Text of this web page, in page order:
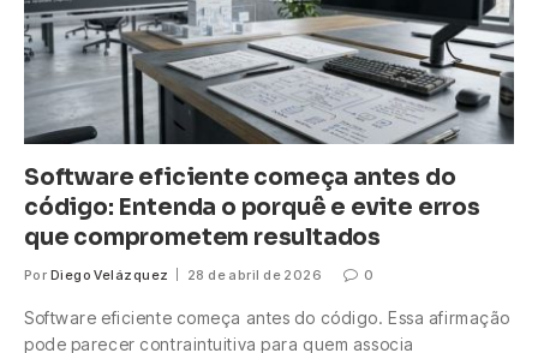
Software eficiente começa antes do
código: Entenda o porquê e evite erros
que comprometem resultados
Por Diego Velázquez 28 de abril de 2026 0
Software eficiente começa antes do código. Essa afirmação
pode parecer contraintuitiva para quem associa